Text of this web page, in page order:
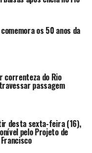
os 50 anos da
correnteza do Rio
passagem
desta sexta-feira (16),
pelo Projeto de